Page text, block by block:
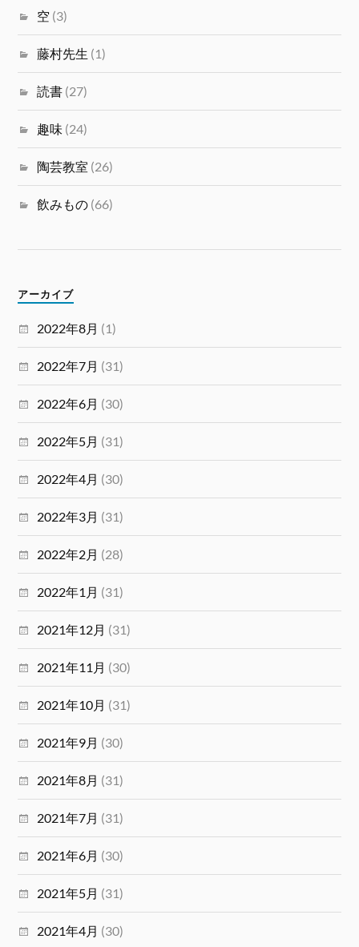
空 (3)
藤村先生 (1)
読書 (27)
趣味 (24)
陶芸教室 (26)
飲みもの (66)
アーカイブ
2022年8月 (1)
2022年7月 (31)
2022年6月 (30)
2022年5月 (31)
2022年4月 (30)
2022年3月 (31)
2022年2月 (28)
2022年1月 (31)
2021年12月 (31)
2021年11月 (30)
2021年10月 (31)
2021年9月 (30)
2021年8月 (31)
2021年7月 (31)
2021年6月 (30)
2021年5月 (31)
2021年4月 (30)